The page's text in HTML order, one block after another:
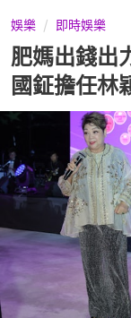
娛樂 即時娛樂
肥媽出錢出
國鉦擔任林